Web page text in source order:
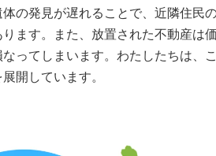
の発見が遅れることで、近隣住民
ます。また、放置された不動産は価
ってしまいます。わたしたちは、こ
開しています。